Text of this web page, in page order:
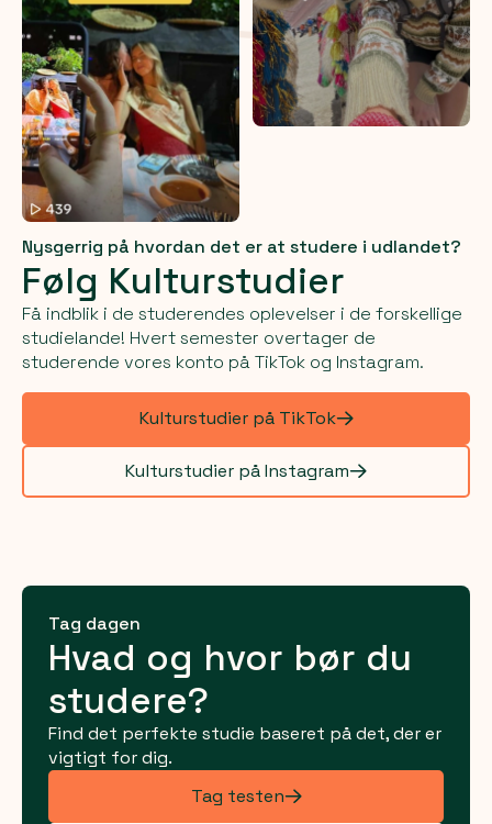
Nysgerrig på hvordan det er at studere i udlandet?
Følg Kulturstudier
Få indblik i de studerendes oplevelser i de forskellige
studielande! Hvert semester overtager de
studerende vores konto på TikTok og Instagram.
Kulturstudier på TikTok
Kulturstudier på Instagram
Tag dagen
Hvad og hvor bør du
studere?
Find det perfekte studie baseret på det, der er
vigtigt for dig.
Tag testen